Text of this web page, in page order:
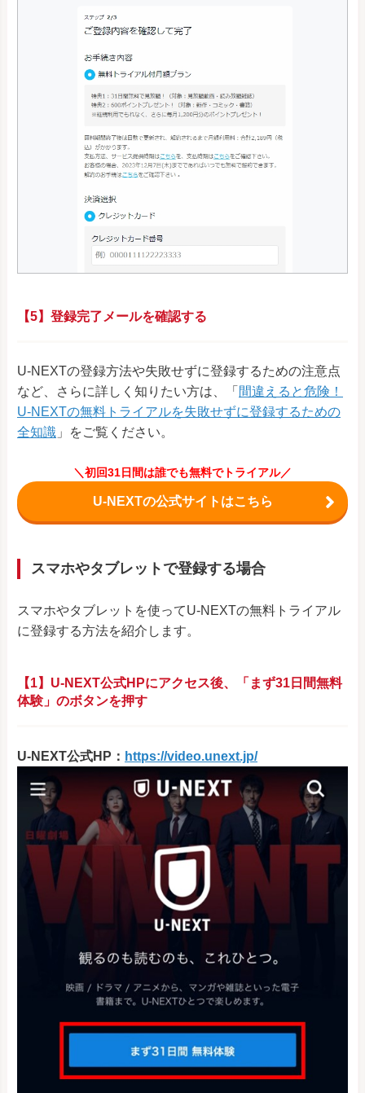
【5】登録完了メールを確認する
U-NEXTの登録方法や失敗せずに登録するための注意点
など、さらに詳しく知りたい方は、「 間違えると危険！
U-NEXTの無料トライアルを失敗せずに登録するための
全知識 」をご覧ください。
＼初回31日間は誰でも無料でトライアル／
U-NEXTの公式サイトはこちら
スマホやタブレットで登録する場合
スマホやタブレットを使ってU-NEXTの無料トライアル
に登録する方法を紹介します。
【1】U-NEXT公式HPにアクセス後、「まず31日間無料
体験」のボタンを押す
U-NEXT公式HP： https://video.unext.jp/